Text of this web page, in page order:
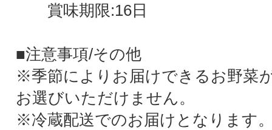
賞味期限:16日
■注意事項/その他
※季節によりお届けできるお野菜
お選びいただけません。
※冷蔵配送でのお届けとなります